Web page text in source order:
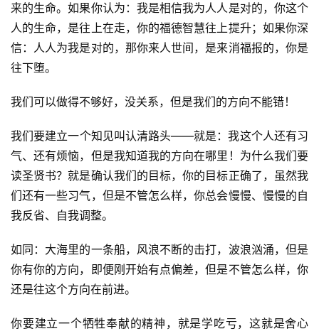
来的生命。如果你认为：我是相信我为人人是对的，你这个
人的生命，是往上在走，你的福德智慧往上提升；如果你深
信：人人为我是对的，那你来人世间，是来消福报的，你是
往下堕。
我们可以做得不够好，没关系，但是我们的方向不能错！
我们要建立一个知见叫认清路头——就是：我这个人还有习
气、还有烦恼，但是我知道我的方向在哪里！为什么我们要
读圣贤书？就是确认我们的目标，你的目标正确了，虽然我
们还有一些习气，但是不管怎么样，你总会慢慢、慢慢的自
我反省、自我调整。
如同：大海里的一条船，风浪不断的击打，波浪汹涌，但是
你有你的方向，即便刚开始有点偏差，但是不管怎么样，你
还是往这个方向在前进。
你要建立一个牺牲奉献的精神，就是学吃亏，这就是舍心